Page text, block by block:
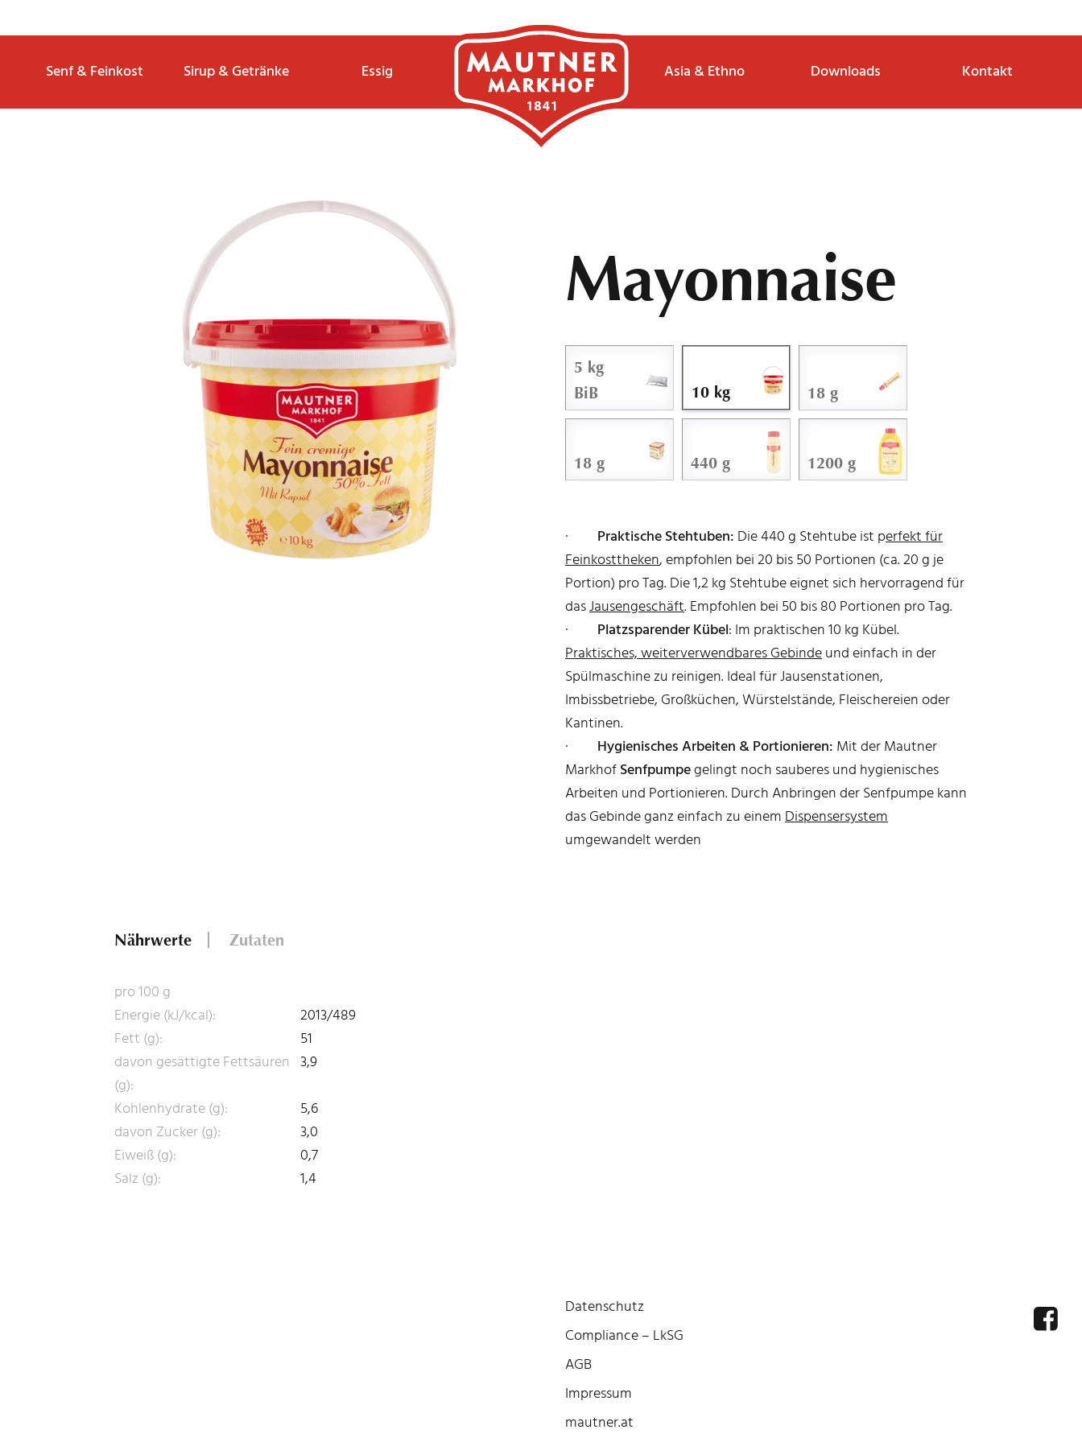
Senf & Feinkost Sirup & Getränke Essig Asia & Ethno Downloads Kontakt
Mayonnaise
5 kg
BiB
10 kg 18 g
18 g 440 g 1200 g
· Praktische Stehtuben: Die 440 g Stehtube ist perfekt für
Feinkosttheken, empfohlen bei 20 bis 50 Portionen (ca. 20 g je
Portion) pro Tag. Die 1,2 kg Stehtube eignet sich hervorragend für
dasJausengeschäft. Empfohlen bei 50 bis 80 Portionen pro Tag.
· Platzsparender Kübel: Im praktischen 10 kg Kübel.
Praktisches, weiterverwendbares Gebindeund einfach in der
Spülmaschine zu reinigen. Ideal für Jausenstationen,
Imbissbetriebe, Großküchen, Würstelstände, Fleischereien oder
Kantinen.
· Hygienisches Arbeiten & Portionieren: Mit der Mautner
MarkhofSenfpumpegelingt noch sauberes und hygienisches
Arbeiten und Portionieren. Durch Anbringen der Senfpumpe kann
das Gebinde ganz einfach zu einemDispensersystem
umgewandelt werden
Nährwerte Zutaten
pro 100 g
Energie (kJ/kcal):
2013/489
Fett (g):
51
davon gesättigte Fettsäuren
(g):
3,9
Kohlenhydrate (g):
5,6
davon Zucker (g):
3,0
Eiweiß (g):
0,7
Salz (g):
1,4
Datenschutz
Compliance – LkSG
AGB
Impressum
mautner.at